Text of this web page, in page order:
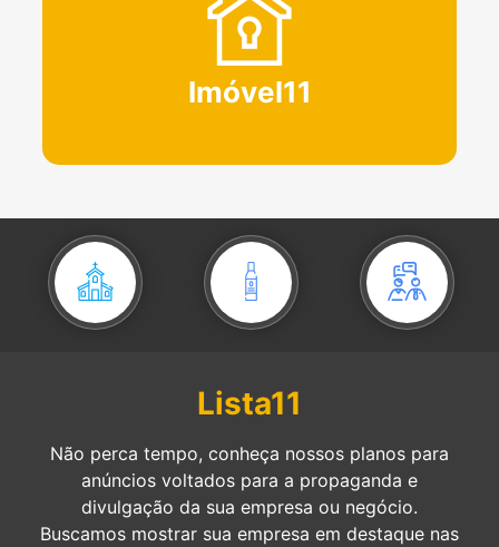
Imóvel11
Lista11
Não perca tempo, conheça nossos planos para
anúncios voltados para a propaganda e
divulgação da sua empresa ou negócio.
Buscamos mostrar sua empresa em destaque nas